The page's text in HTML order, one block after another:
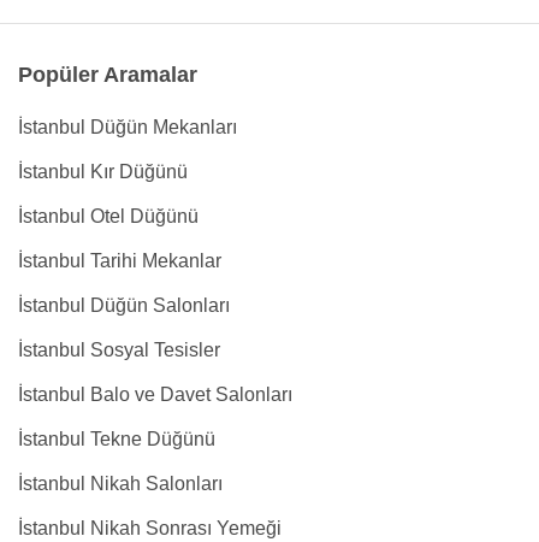
Popüler Aramalar
İstanbul Düğün Mekanları
İstanbul Kır Düğünü
İstanbul Otel Düğünü
İstanbul Tarihi Mekanlar
İstanbul Düğün Salonları
İstanbul Sosyal Tesisler
İstanbul Balo ve Davet Salonları
İstanbul Tekne Düğünü
İstanbul Nikah Salonları
İstanbul Nikah Sonrası Yemeği